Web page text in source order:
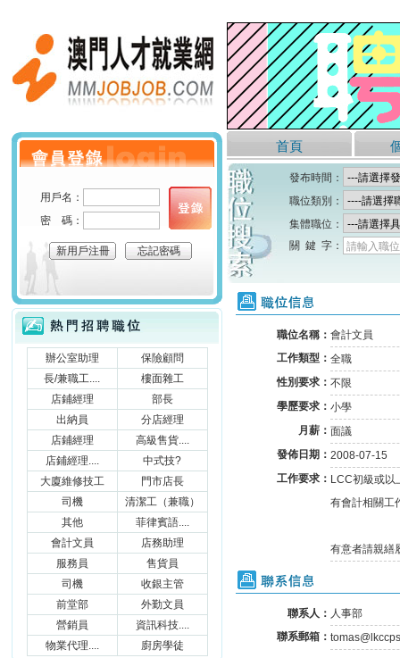
首頁
發布時間：
職位類別：
集體職位：
關 鍵 字：
請輸入職
職位信息
職位名稱： 會計文員
工作類型： 全職
性別要求： 不限
學歷要求： 小學
月薪： 面議
發佈日期： 2008-07-15
工作要求： LCC初級或以
有會計相關工
有意者請親繕
聯系信息
聯系人： 人事部
聯系郵箱：
個人會員登錄
用戶名：
密 碼：
新用戶注冊 忘記密碼
熱門招聘職位
辦公室助理
保險顧問
長/兼職工....
樓面雜工
店鋪經理
部長
出納員
分店經理
店鋪經理
高級售貨....
店鋪經理....
中式技?
大廈維修技工
門市店長
司機
清潔工（兼職）
其他
菲律賓語....
會計文員
店務助理
服務員
售貨員
司機
收銀主管
前堂部
外勤文員
營銷員
資訊科技....
物業代理....
廚房學徒